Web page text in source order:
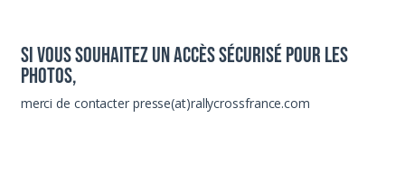
Si vous souhaitez un accès sécurisé pour les
photos,
merci de contacter presse(at)rallycrossfrance.com